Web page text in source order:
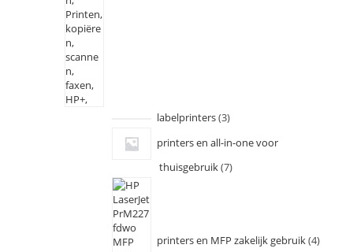
labelprinters 3
printers en all-in-one voor
thuisgebruik 7
printers en MFP zakelijk gebruik 4